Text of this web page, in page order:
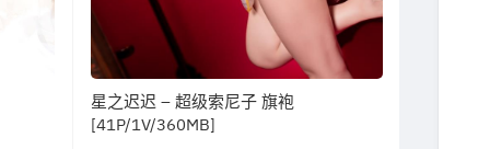
星之迟迟 – 超级索尼子 旗袍
[41P/1V/360MB]